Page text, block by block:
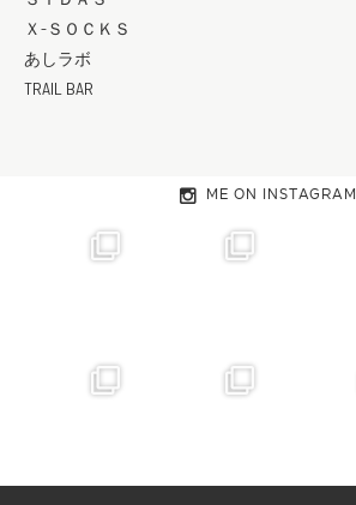
Ｘ-ＳＯＣＫＳ
あしラボ
TRAIL BAR
ME ON INSTAGRAM